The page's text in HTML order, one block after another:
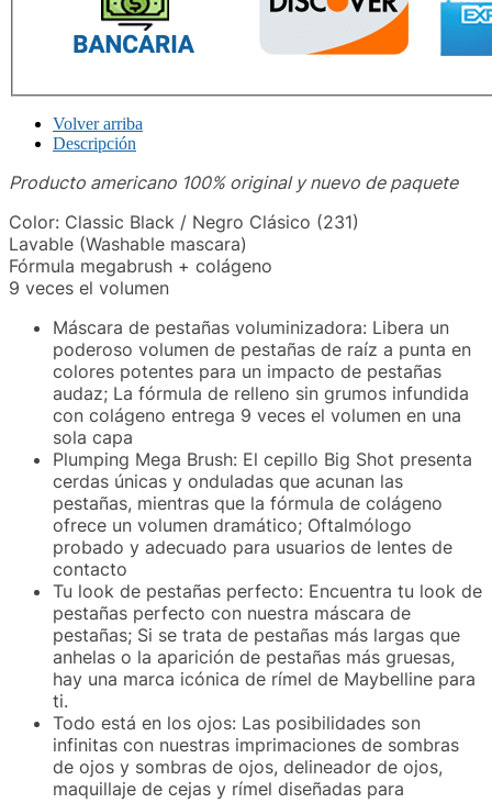
Volver arriba
Descripción
Producto americano 100% original y nuevo de paquete
Color: Classic Black / Negro Clásico (231)
Lavable (Washable mascara)
Fórmula megabrush + colágeno
9 veces el volumen
Máscara de pestañas voluminizadora: Libera un
poderoso volumen de pestañas de raíz a punta en
colores potentes para un impacto de pestañas
audaz; La fórmula de relleno sin grumos infundida
con colágeno entrega 9 veces el volumen en una
sola capa
Plumping Mega Brush: El cepillo Big Shot presenta
cerdas únicas y onduladas que acunan las
pestañas, mientras que la fórmula de colágeno
ofrece un volumen dramático; Oftalmólogo
probado y adecuado para usuarios de lentes de
contacto
Tu look de pestañas perfecto: Encuentra tu look de
pestañas perfecto con nuestra máscara de
pestañas; Si se trata de pestañas más largas que
anhelas o la aparición de pestañas más gruesas,
hay una marca icónica de rímel de Maybelline para
ti.
Todo está en los ojos: Las posibilidades son
infinitas con nuestras imprimaciones de sombras
de ojos y sombras de ojos, delineador de ojos,
maquillaje de cejas y rímel diseñadas para